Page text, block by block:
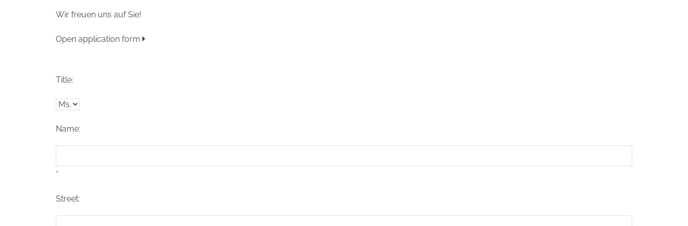
Wir freuen uns auf Sie!
Open application form
Title:
Name:
*
Street: